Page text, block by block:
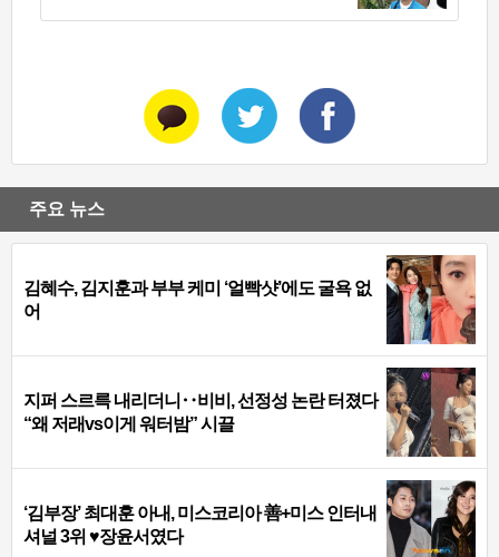
주요 뉴스
김혜수, 김지훈과 부부 케미 ‘얼빡샷’에도 굴욕 없
어
지퍼 스르륵 내리더니‥비비, 선정성 논란 터졌다
“왜 저래vs이게 워터밤” 시끌
‘김부장’ 최대훈 아내, 미스코리아 善+미스 인터내
셔널 3위 ♥장윤서였다